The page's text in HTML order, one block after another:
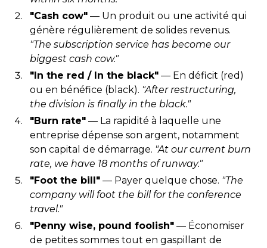
"Cash cow" — Un produit ou une activité qui
génère régulièrement de solides revenus.
"The subscription service has become our
biggest cash cow."
"In the red / In the black" — En déficit (red)
ou en bénéfice (black). "After restructuring,
the division is finally in the black."
"Burn rate" — La rapidité à laquelle une
entreprise dépense son argent, notamment
son capital de démarrage. "At our current burn
rate, we have 18 months of runway."
"Foot the bill" — Payer quelque chose. "The
company will foot the bill for the conference
travel."
"Penny wise, pound foolish" — Économiser
de petites sommes tout en gaspillant de